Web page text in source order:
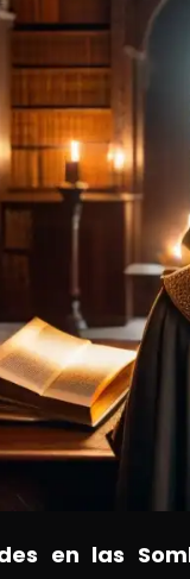
en las